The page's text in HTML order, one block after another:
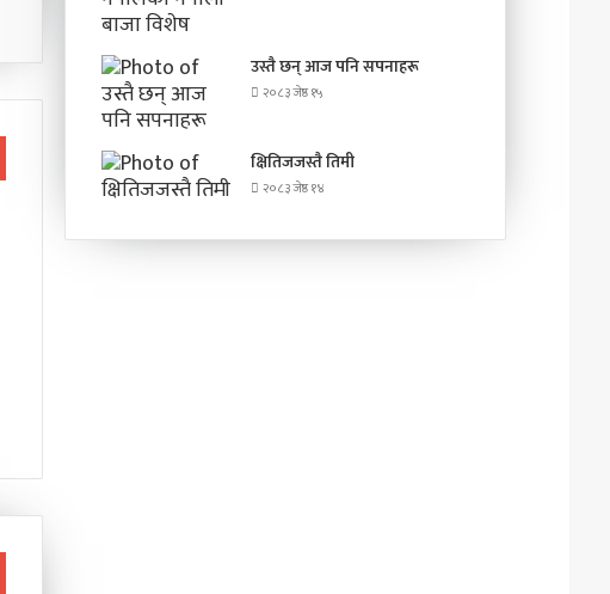
उस्तै छन् आज पनि सपनाहरू
२०८३ जेष्ठ १५
क्षितिजजस्तै तिमी
२०८३ जेष्ठ १४